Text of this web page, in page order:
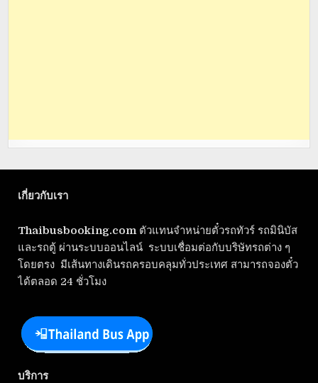
เกี่ยวกับเรา
Thaibusbooking.com ตัวแทนจำหน่ายตั๋วรถทัวร์ รถมินิบัส
และรถตู้ ผ่านระบบออนไลน์ ระบบเชื่อมต่อกับบริษัทรถต่าง ๆ
โดยตรง มีเส้นทางเดินรถครอบคลุมทั่วประเทศ สามารถจองตั๋ว
ได้ตลอด 24 ชั่วโมง
บริการ